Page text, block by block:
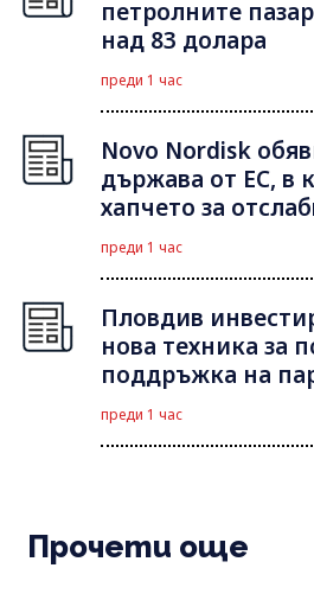
петролните
над 83 долара
преди 1 час
Novo Nordisk
държава от ЕС, в
хапчето за
преди 1 час
Пловдив
нова техника за
поддръжка на
преди 1 час
Прочети още